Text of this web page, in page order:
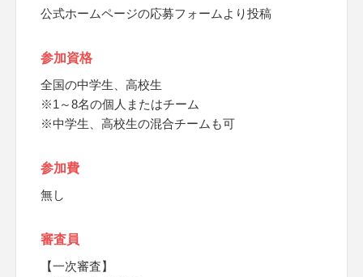
公式ホームページの応募フォームより投稿
参加資格
全国の中学生、高校生
※1～8名の個人またはチーム
※中学生、高校生の混合チームも可
参加費
無し
審査員
【一次審査】